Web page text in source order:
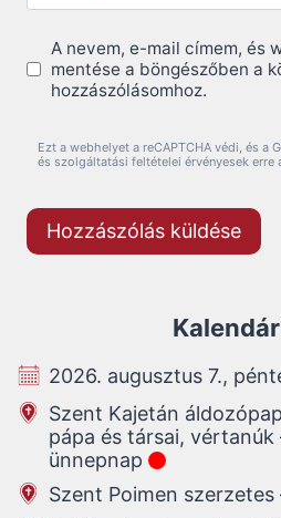
A nevem, e-mail címem, és
mentése a böngészőben a
hozzászólásomhoz.
Ezt a webhelyet a reCAPTCHA védi, és a
és szolgáltatási feltételei érvényesek erre
2026. augusztus 7.,
Szent Kajetán
pápa és társai, vértanúk
ünnepnap
Szent Poimen szerzetes